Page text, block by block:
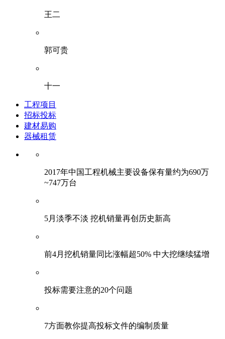
王二
郭可贵
十一
工程项目
招标投标
建材易购
器械租赁
2017年中国工程机械主要设备保有量约为690万
~747万台
5月淡季不淡 挖机销量再创历史新高
前4月挖机销量同比涨幅超50% 中大挖继续猛增
投标需要注意的20个问题
​7方面教你提高投标文件的编制质量